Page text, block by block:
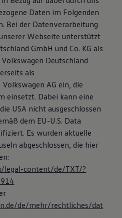
Daten im Folgenden
Bei der Datenverarbeitung
Webseite unterstützt
GmbH und Co. KG als
Deutschland
als
AG ein, die
einsetzt. Dabei kann eine
USA nicht ausgeschlossen
dem EU-U.S. Data
Es wurden aktuelle
abgeschlossen, die hier
legal-content/de/TXT/?
de/mehr/rechtliches/dat